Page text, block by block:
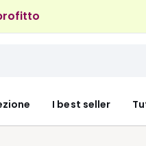
I best seller